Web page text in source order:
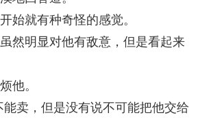
始就有种奇怪的感觉。
然明显对他有敌意，但是看起来
他。
卖，但是没有说不可能把他交给